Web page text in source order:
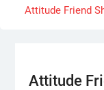
Attitude Friend
Attitude